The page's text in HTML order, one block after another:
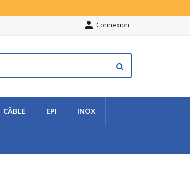
 Connexion
CÂBLE EPI INOX